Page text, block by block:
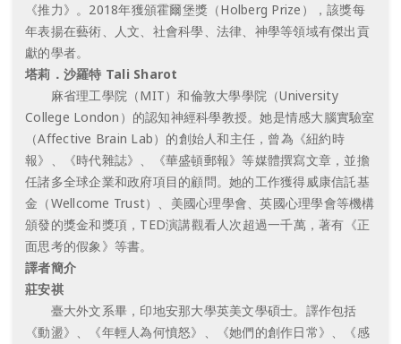
《推力》。2018年獲頒霍爾堡獎（Holberg Prize），該獎每
年表揚在藝術、人文、社會科學、法律、神學等領域有傑出貢
獻的學者。
塔莉．沙羅特 Tali Sharot
麻省理工學院（MIT）和倫敦大學學院（University
College London）的認知神經科學教授。她是情感大腦實驗室
（Affective Brain Lab）的創始人和主任，曾為《紐約時
報》、《時代雜誌》、《華盛頓郵報》等媒體撰寫文章，並擔
任諸多全球企業和政府項目的顧問。她的工作獲得威康信託基
金（Wellcome Trust）、美國心理學會、英國心理學會等機構
頒發的獎金和獎項，TED演講觀看人次超過一千萬，著有《正
面思考的假象》等書。
譯者簡介
莊安祺
臺大外文系畢，印地安那大學英美文學碩士。譯作包括
《動盪》、《年輕人為何憤怒》、《她們的創作日常》、《感